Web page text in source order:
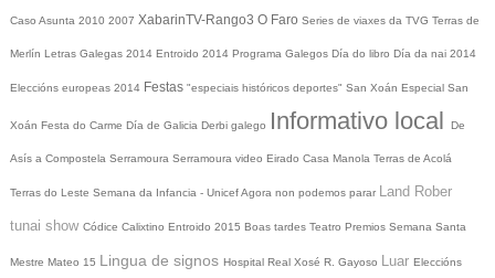
Caso Asunta 2010 2007 XabarinTV-Rango3 O Faro Series de viaxes da TVG Terras de
Merlín Letras Galegas 2014 Entroido 2014 Programa Galegos Día do libro Día da nai 2014
Eleccións europeas 2014 Festas "especiais históricos deportes" San Xoán Especial San
Xoán Festa do Carme Día de Galicia Derbi galego Informativo local De
Asís a Compostela Serramoura Serramoura video Eirado Casa Manola Terras de Acolá
Terras do Leste Semana da Infancia - UnicefAgora non podemos parar Land Rober
tunai show Códice Calixtino Entroido 2015 Boas tardes Teatro Premios Semana Santa
Mestre Mateo 15 Lingua de signos Hospital Real Xosé R. Gayoso Luar Eleccións